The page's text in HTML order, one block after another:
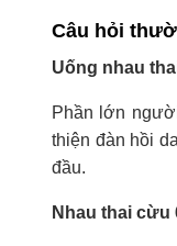
Câu hỏi
Uống nhau
Phần lớn
thiện đàn hồi
đầu.
Nhau thai cừu